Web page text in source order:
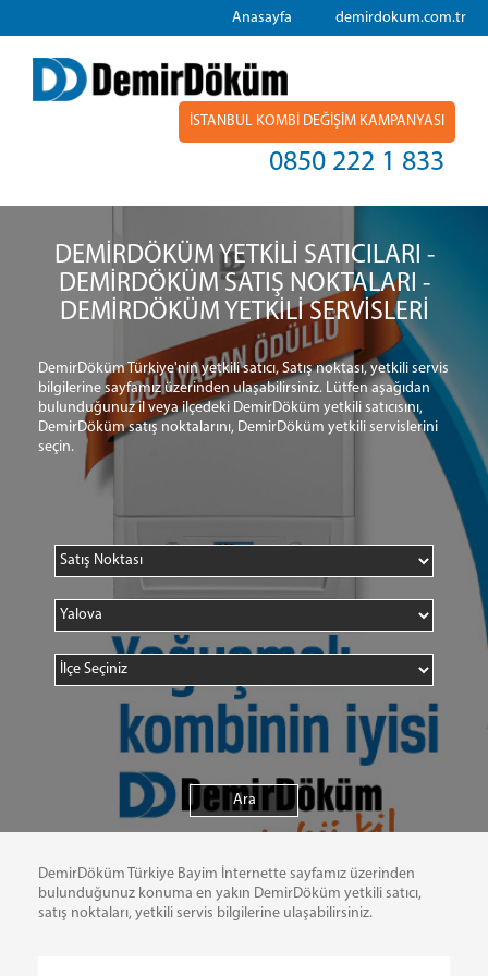
demirdokum.com.tr
Anasayfa
İSTANBUL KOMBİ DEĞİŞİM KAMPANYASI
0850 222 1 833
DEMİRDÖKÜM YETKİLİ SATICILARI -
DEMİRDÖKÜM SATIŞ NOKTALARI -
DEMİRDÖKÜM YETKİLİ SERVİSLERİ
DemirDöküm Türkiye'nin yetkili satıcı, Satış noktası, yetkili servis
bilgilerine sayfamız üzerinden ulaşabilirsiniz. Lütfen aşağıdan
bulunduğunuz il veya ilçedeki DemirDöküm yetkili satıcısını,
DemirDöküm satış noktalarını, DemirDöküm yetkili servislerini
seçin.
DemirDöküm Türkiye Bayim İnternette sayfamız üzerinden
bulunduğunuz konuma en yakın DemirDöküm yetkili satıcı,
satış noktaları, yetkili servis bilgilerine ulaşabilirsiniz.